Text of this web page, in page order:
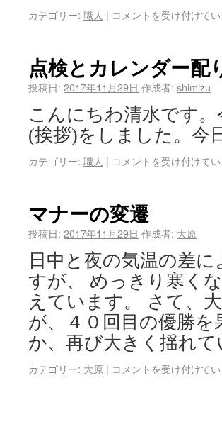
カテゴリー: 職人 | コメントを受け付けて
点検とカレンダー配
投稿日: 2017年11月29日 作成者: shimizu
こんにちわ清水です
(挨拶)をしました。今
カテゴリー: 職人 | コメントを受け付けて
マナーの変遷
投稿日: 2017年11月29日 作成者: 大原
日中と夜の気温の差
すが、 めっきり寒く
えています。 さて、
が、４０回目の優勝
か、再び大きく揺れ
カテゴリー: 大原 | コメントを受け付けて